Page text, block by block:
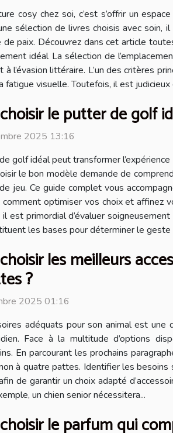
cosy chez soi, c’est s’offrir un
sélection de livres choisis avec soin,
de paix. Découvrez dans cet article
idéal La sélection de
littéraire. L’un des critères
visuelle. Toutefois, il est judicieux
le putter de golf
2025 13:16
golf idéal peut transformer
le bon modèle demande de
jeu. Ce guide complet vous
optimiser vos choix et affinez
primordial d’évaluer
les bases pour déterminer le geste
les meilleurs
?
2025 01:16
adéquats pour son animal est
Face à la multitude d’options
En parcourant les prochains
à quatre pattes. Identifier les
de garantir un choix adapté
un chien senior nécessitera...
le parfum qui